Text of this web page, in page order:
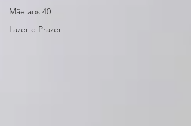
Mãe aos 40
Lazer e Prazer